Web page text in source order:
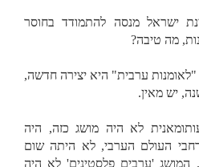
ישראל מנסה להתמודד בחוסר
מה טיבה?
"לאומנות ערבית" היא יצירה חדשה,
יש מאין.
לא היה מושג כזה, היה
העולם הערבי, לא היתה שום
המושג 'ערבים פלסטינים' לא היה